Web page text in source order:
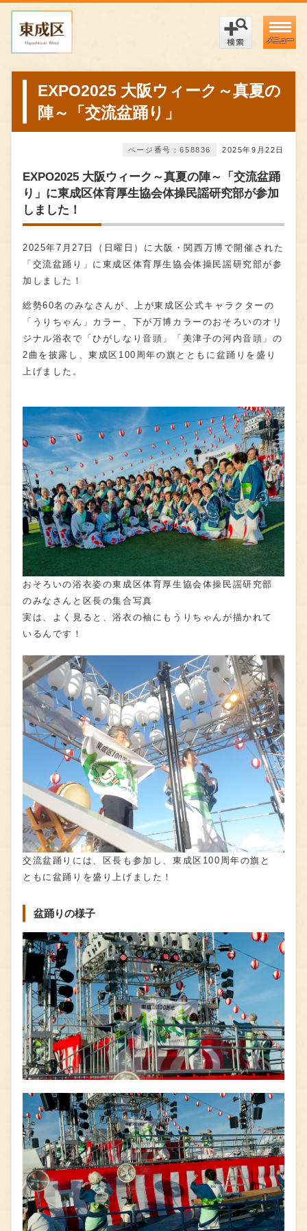
メニュー
EXPO2025 大阪ウィーク～真夏の
陣～「交流盆踊り」
2025年9月22日
ページ番号：658836
EXPO2025 大阪ウィーク～真夏の陣～「交流盆踊
り」に東成区体育厚生協会体操民謡研究部が参加
しました！
2025年7月27日（日曜日）に大阪・関西万博で開催された
「交流盆踊り」に東成区体育厚生協会体操民謡研究部が参
加しました！
総勢60名のみなさんが、上が東成区公式キャラクターの
「うりちゃん」カラー、下が万博カラーのおそろいのオリ
ジナル浴衣で「ひがしなり音頭」「美津子の河内音頭」の
2曲を披露し、東成区100周年の旗とともに盆踊りを盛り
上げました。
おそろいの浴衣姿の東成区体育厚生協会体操民謡研究部
のみなさんと区長の集合写真
実は、よく見ると、浴衣の袖にもうりちゃんが描かれて
いるんです！
交流盆踊りには、区長も参加し、東成区100周年の旗と
ともに盆踊りを盛り上げました！
盆踊りの様子